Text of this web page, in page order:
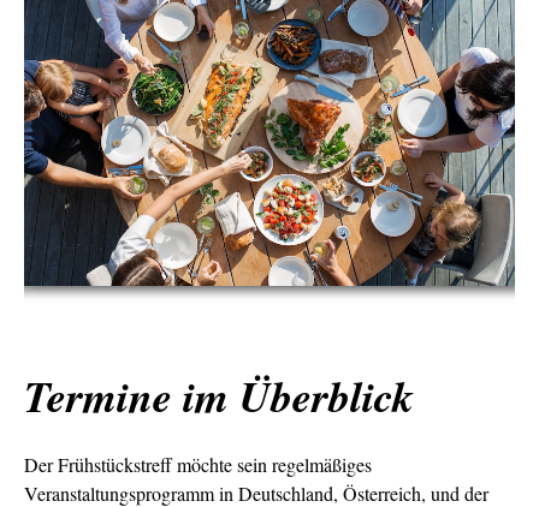
Termine im Überblick
Der Frühstückstreff möchte sein regelmäßiges
Veranstaltungsprogramm in Deutschland, Österreich, und der